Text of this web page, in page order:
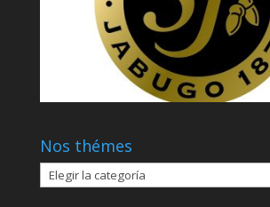
Nos thémes
Nos
thémes